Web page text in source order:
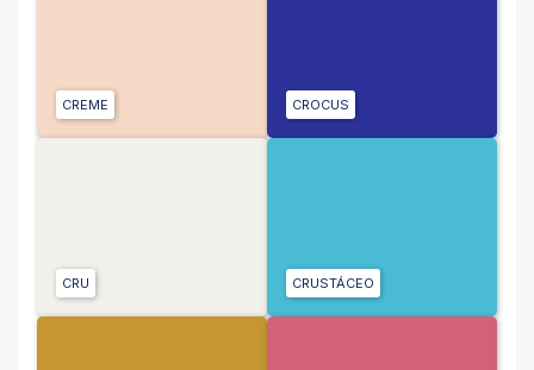
CREME CROCUS
CRU CRUSTÁCEO